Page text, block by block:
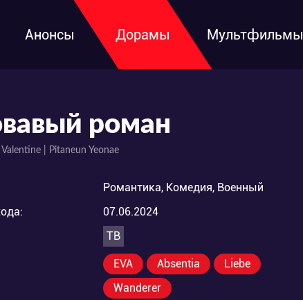
Анонсы Дорамы Мультфильмы
роман
| Pitaneun Yeonae
Романтика, Комедия, Военный
07.06.2024
ТВ
EVA Absentia
Liebe
Wanderer